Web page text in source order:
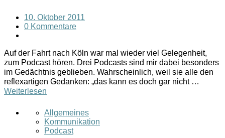
10. Oktober 2011
0 Kommentare
Auf der Fahrt nach Köln war mal wieder viel Gelegenheit,
zum Podcast hören. Drei Podcasts sind mir dabei besonders
im Gedächtnis geblieben. Wahrscheinlich, weil sie alle den
reflexartigen Gedanken: „das kann es doch gar nicht …
Weiterlesen
Allgemeines
Kommunikation
Podcast